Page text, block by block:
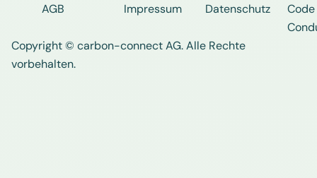
Copyright © carbon-connect AG. Alle Rechte
vorbehalten.
AGB Impressum Datenschutz